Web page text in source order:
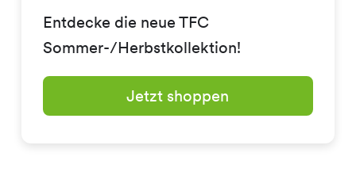
Entdecke die neue TFC
Sommer-/Herbstkollektion!
Jetzt shoppen